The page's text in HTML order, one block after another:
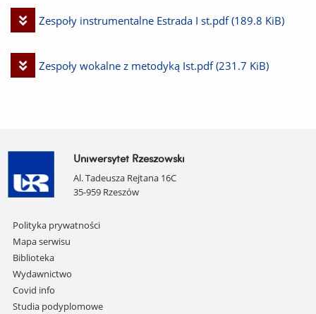
Pobierz
Zespoły instrumentalne Estrada I st.pdf (189.8 KiB)
Pobierz
Zespoły wokalne z metodyką Ist.pdf (231.7 KiB)
Uniwersytet Rzeszowski
Al. Tadeusza Rejtana 16C
35-959 Rzeszów
Pomiń
nawigację
i
przejdź
do
treści
Polityka prywatności
Mapa serwisu
Biblioteka
Wydawnictwo
Covid info
Studia podyplomowe